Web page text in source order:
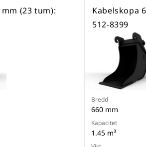
(23 tum):
Kabelskopa
512-8399
Bredd
660 mm
Kapacitet
1.45 m³